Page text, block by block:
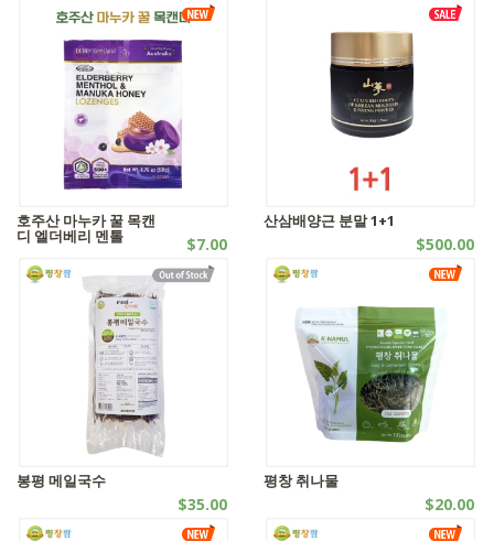
호주산 마누카 꿀 목캔
디 엘더베리 멘톨 $7.00
기타제품
산삼배양근 분말 1+1
$500.00
SALES | 산삼
봉평 메일국수
$35.00
자연식품
평창 취나물
$20.00
자연식품